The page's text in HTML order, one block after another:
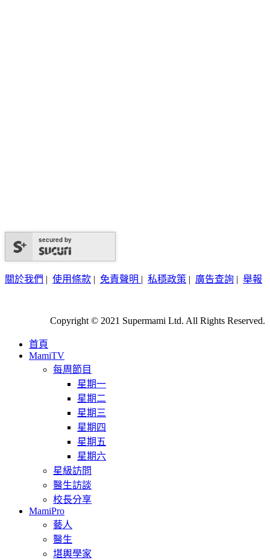
secured by
關於我們 | 使用條款 | 免責聲明 | 私穩政策 | 廣告查詢 | 舉報
Copyright © 2021 Supermami Ltd. All Rights Reserved.
首頁
MamiTV
每周節目
星期一
星期二
星期三
星期四
星期五
星期六
星級訪問
醫生訪談
校長分享
MamiPro
藝人
醫生
堪輿學家